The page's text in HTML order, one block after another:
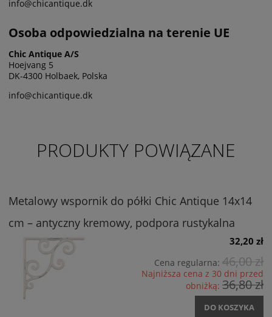
info@chicantique.dk
Osoba odpowiedzialna na terenie UE
Chic Antique A/S
Hoejvang 5
DK-4300 Holbaek, Polska
info@chicantique.dk
PRODUKTY POWIĄZANE
Metalowy wspornik do półki Chic Antique 14x14
cm – antyczny kremowy, podpora rustykalna
32,20 zł
Cena regularna: 46,00 zł
Najniższa cena z 30 dni przed
obniżką: 36,80 zł
DO KOSZYKA